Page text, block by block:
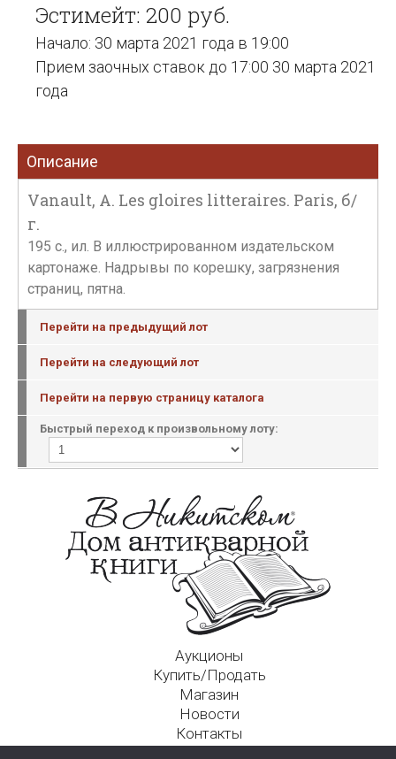
Эстимейт: 200 руб.
Начало: 30 марта 2021 года в 19:00
Прием заочных ставок до 17:00 30 марта 2021
года
Описание
Vanault, A. Les gloires litteraires. Paris, б/
г.
195 с., ил. В иллюстрированном издательском
картонаже. Надрывы по корешку, загрязнения
страниц, пятна.
Перейти на предыдущий лот
Перейти на следующий лот
Перейти на первую страницу каталога
Быстрый переход к произвольному лоту:
Аукционы
Купить/Продать
Магазин
Новости
Контакты